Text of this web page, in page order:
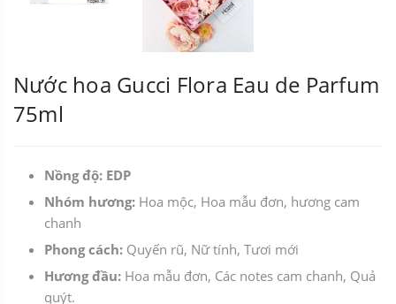
Nước hoa Gucci Flora Eau de Parfum
75ml
Nồng độ: EDP
Nhóm hương: Hoa mộc, Hoa mẫu đơn, hương cam
chanh
Phong cách: Quyến rũ, Nữ tính, Tươi mới
Hương đầu: Hoa mẫu đơn, Các notes cam chanh, Quả
quýt.